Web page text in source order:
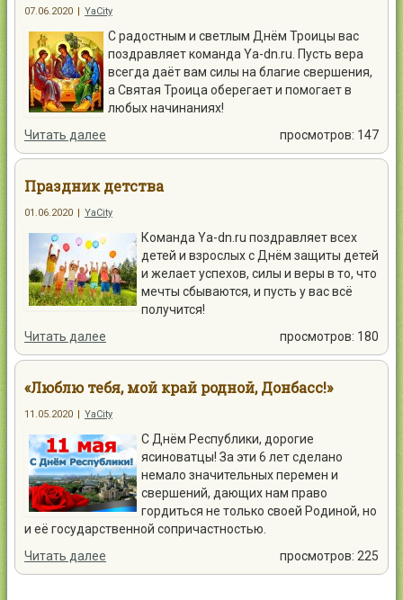
07.06.2020 | YaCity
С радостным и светлым Днём Троицы вас
поздравляет команда Ya-dn.ru. Пусть вера
всегда даёт вам силы на благие свершения,
а Святая Троица оберегает и помогает в
любых начинаниях!
Читать далее
просмотров: 147
Праздник детства
01.06.2020 | YaCity
Команда Ya-dn.ru поздравляет всех
детей и взрослых с Днём защиты детей
и желает успехов, силы и веры в то, что
мечты сбываются, и пусть у вас всё
получится!
Читать далее
просмотров: 180
«Люблю тебя, мой край родной, Донбасс!»
11.05.2020 | YaCity
С Днём Республики, дорогие
ясиноватцы! За эти 6 лет сделано
немало значительных перемен и
свершений, дающих нам право
гордиться не только своей Родиной, но
и её государственной сопричастностью.
Читать далее
просмотров: 225